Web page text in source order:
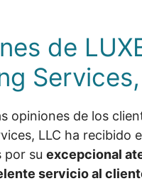
de
opiniones de los
LLC ha recibido
por su excepcional
servicio al